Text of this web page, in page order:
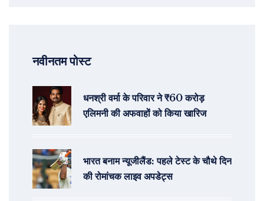
नवीनतम पोस्ट
धनश्री वर्मा के परिवार ने ₹60 करोड़
एलिमनी की अफवाहों को किया खारिज
भारत बनाम न्यूजीलैंड: पहले टेस्ट के चौथे दिन
की रोमांचक लाइव अपडेट्स